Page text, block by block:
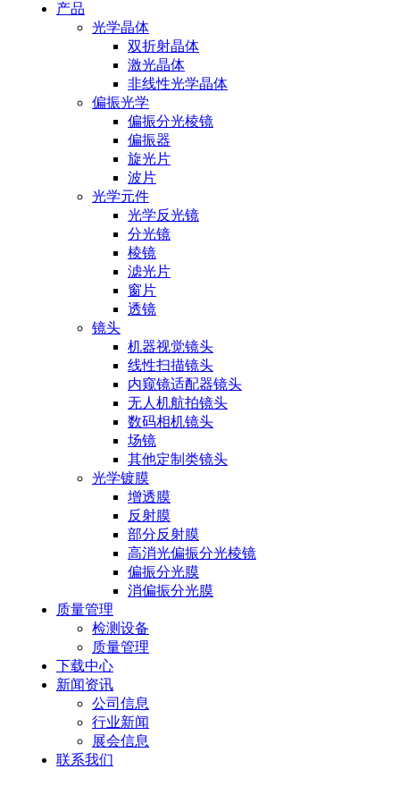
产品
光学晶体
双折射晶体
激光晶体
非线性光学晶体
偏振光学
偏振分光棱镜
偏振器
旋光片
波片
光学元件
光学反光镜
分光镜
棱镜
滤光片
窗片
透镜
镜头
机器视觉镜头
线性扫描镜头
内窥镜适配器镜头
无人机航拍镜头
数码相机镜头
场镜
其他定制类镜头
光学镀膜
增透膜
反射膜
部分反射膜
高消光偏振分光棱镜
偏振分光膜
消偏振分光膜
质量管理
检测设备
质量管理
下载中心
新闻资讯
公司信息
行业新闻
展会信息
联系我们